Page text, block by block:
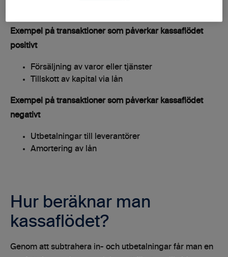
Exempel på transaktioner som påverkar kassaflödet
positivt
Försäljning av varor eller tjänster
Tillskott av kapital via lån
Exempel på transaktioner som påverkar kassaflödet
negativt
Utbetalningar till leverantörer
Amortering av lån
Hur beräknar man
kassaflödet?
Genom att subtrahera in- och utbetalningar får man en